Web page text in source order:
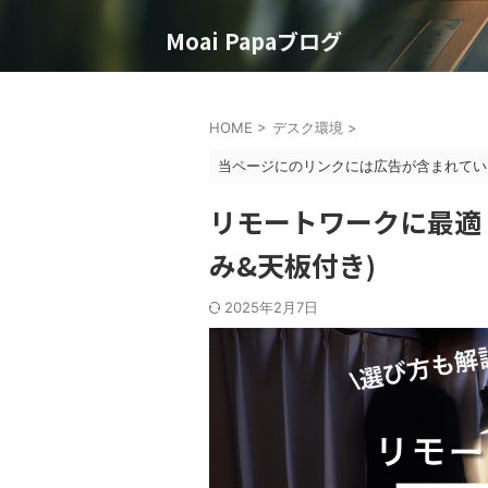
Moai Papaブログ
HOME > デスク環境 >
当ページにのリンクには広告が含まれて
リモートワークに最
み&天板付き)
2025年2月7日